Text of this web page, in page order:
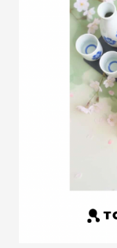
カタログを見る
よくあるご質問
JP